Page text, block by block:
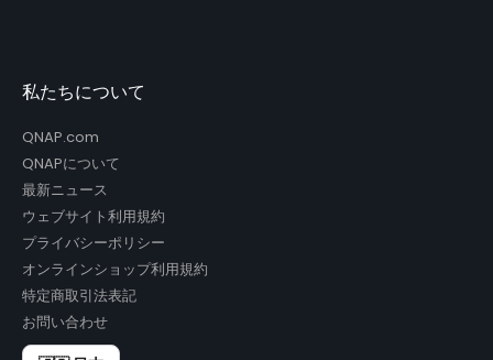
私たちについて
QNAP.com
QNAPについて
最新ニュース
ウェブサイト利用規約
プライバシーポリシー
オンラインショップ利用規約
特定商取引法表記
お問い合わせ